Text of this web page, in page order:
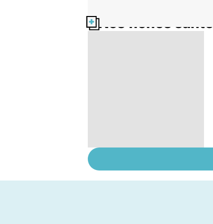
Nos fiches santé
infections